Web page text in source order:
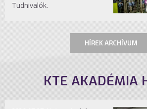
Tudnivalók.
HÍREK ARCHÍVUM
KTE AKADÉMIA